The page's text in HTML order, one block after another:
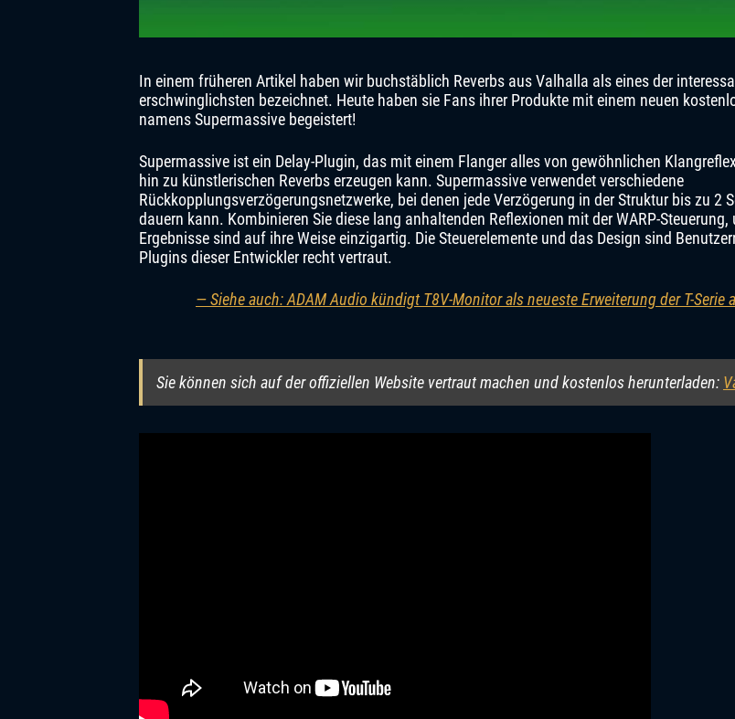
In einem früheren Artikel haben wir buchstäblich Reverbs aus Valhalla als eines der
erschwinglichsten bezeichnet. Heute haben sie Fans ihrer Produkte mit einem neuen
namens Supermassive begeistert!
Supermassive ist ein Delay-Plugin, das mit einem Flanger alles von gewöhnlichen
hin zu künstlerischen Reverbs erzeugen kann. Supermassive verwendet verschiedene
Rückkopplungsverzögerungsnetzwerke, bei denen jede Verzögerung in der Struktur bis zu 2
dauern kann. Kombinieren Sie diese lang anhaltenden Reflexionen mit der WARP-Steuerung,
Ergebnisse sind auf ihre Weise einzigartig. Die Steuerelemente und das Design sind
Plugins dieser Entwickler recht vertraut.
— Siehe auch: ADAM Audio kündigt T8V-Monitor als neueste Erweiterung der T-Serie
Sie können sich auf der offiziellen Website vertraut machen und kostenlos herunterladen: